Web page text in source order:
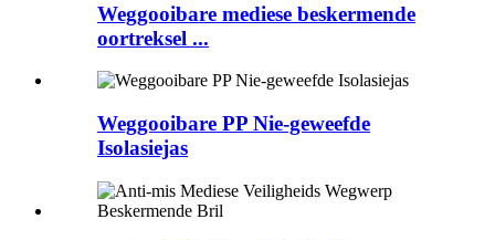
Weggooibare mediese beskermende
oortreksel ...
Weggooibare PP Nie-geweefde
Isolasiejas